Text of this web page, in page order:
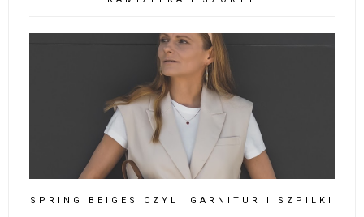
SPRING BEIGES CZYLI GARNITUR I SZPILKI